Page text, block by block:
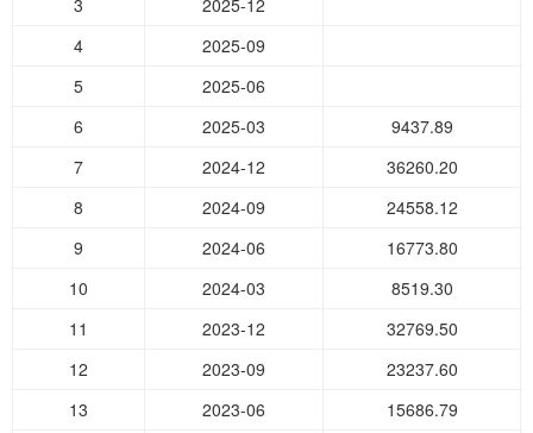
3
2025-12
4
2025-09
5
2025-06
6
2025-03
9437.89
7
2024-12
36260.20
8
2024-09
24558.12
9
2024-06
16773.80
10
2024-03
8519.30
11
2023-12
32769.50
12
2023-09
23237.60
13
2023-06
15686.79